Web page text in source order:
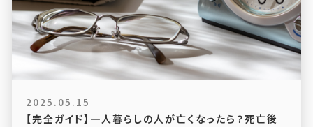
2025.05.15
【完全ガイド】一人暮らしの人が亡くなったら？死亡後